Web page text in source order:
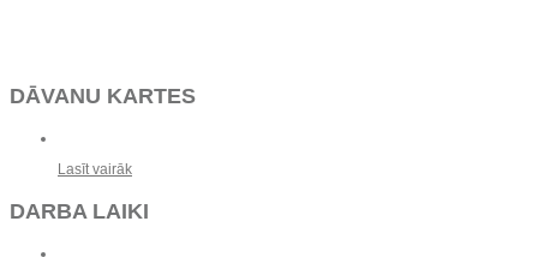
DĀVANU KARTES
Lasīt vairāk
DARBA LAIKI